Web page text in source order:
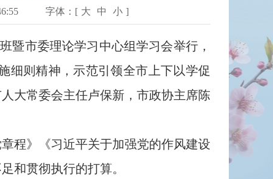
字体：[ 大 中 小 ]
市委理论学习中心组学习会举行，
细则精神，示范引领全市上下以学促
大常委会主任卢保新，市政协主席陈
程》《习近平关于加强党的作风建设
和贯彻执行的打算。